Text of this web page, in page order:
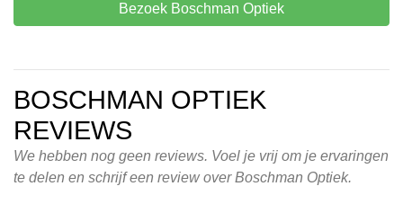
Bezoek Boschman Optiek
BOSCHMAN OPTIEK
REVIEWS
We hebben nog geen reviews. Voel je vrij om je ervaringen
te delen en schrijf een review over Boschman Optiek.